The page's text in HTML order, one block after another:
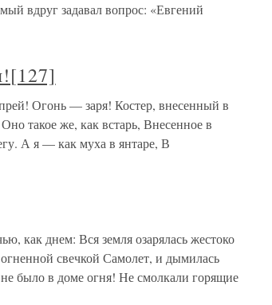
вдруг задавал вопрос: «Евгений
Огонь — заря! Костер, внесенный в
такое же, как встарь, Внесенное в
А я — как муха в янтаре, В
как днем: Вся земля озарялась жестоко
свечкой Самолет, и дымилась
было в доме огня! Не смолкали горящие